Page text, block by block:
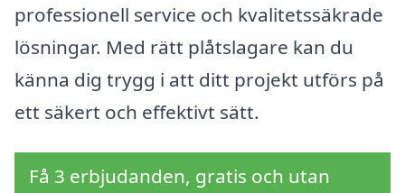
professionell service och kvalitetssäkrade
lösningar. Med rätt plåtslagare kan du
känna dig trygg i att ditt projekt utförs på
ett säkert och effektivt sätt.
Få 3 erbjudanden, gratis och utan